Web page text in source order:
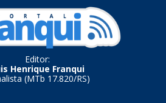
Editor:
Henrique Franqui
(MTb 17.820/RS)